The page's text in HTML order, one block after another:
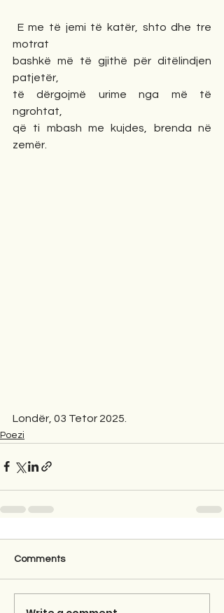
E me të jemi të katër, shto dhe tre
motrat
bashkë më të gjithë për ditëlindjen
patjetër,
të dërgojmë urime nga më të
ngrohtat,
që ti mbash me kujdes, brenda në
zemër.
Londër, 03 Tetor 2025.
Poezi
Comments